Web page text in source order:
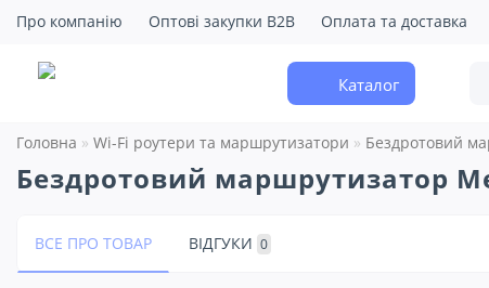
Про компанію Оптові закупки B2B Оплата та доставка
Каталог
Головна Wi-Fi роутери та маршрутизатори Бездротовий
Бездротовий маршрутизатор
ВСЕ ПРО ТОВАР ВІДГУКИ 0